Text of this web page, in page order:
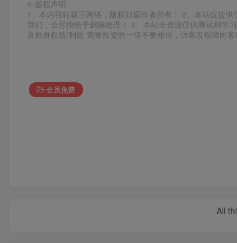
© 版权声明
1、本内容转载于网络，版权归原作者所有！ 2、本站仅提
我们，会尽快给予删除处理！ 4、本站全资源仅供测试和学
及自身权益/利益 需要投资的一律不要相信，访客发现请向
会员免费
All